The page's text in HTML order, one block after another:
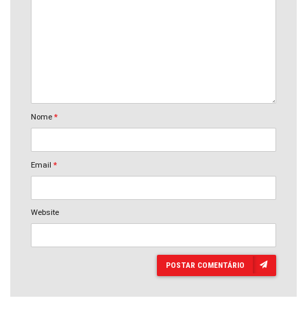
Nome *
Email *
Website
POSTAR COMENTÁRIO